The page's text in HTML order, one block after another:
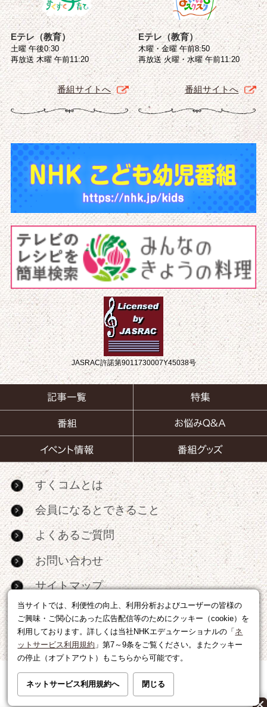
当サイトでは、利便性の向上、利用分析およびユーザーの皆様の
ご興味・ご関心にあった広告配信等のためにクッキー（cookie）を
利用しております。詳しくは当社NHKエデュケーショナルの「 ネ
ットサービス利用規約 」第7～9条をご覧ください。またクッキー
の停止（オプトアウト）もこちらから可能です。
ネットサービス利用規約へ 閉じる
Eテレ（教育）
土曜 午後0:30
再放送 木曜 午前11:20
番組サイトへ
Eテレ（教育）
木曜・金曜 午前8:50
再放送 火曜・水曜 午前11:20
番組サイトへ
JASRAC許諾第9011730007Y45038号
すくコムとは
会員になるとできること
よくあるご質問
お問い合わせ
サイトマップ
RSS
広告出稿・パートナーシップについて
利用規約|個人情報の取り扱いについて
運営会社|広告に関するお問い合わせ